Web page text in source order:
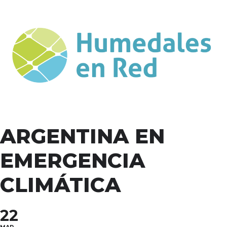
ARGENTINA EN
EMERGENCIA
CLIMÁTICA
22